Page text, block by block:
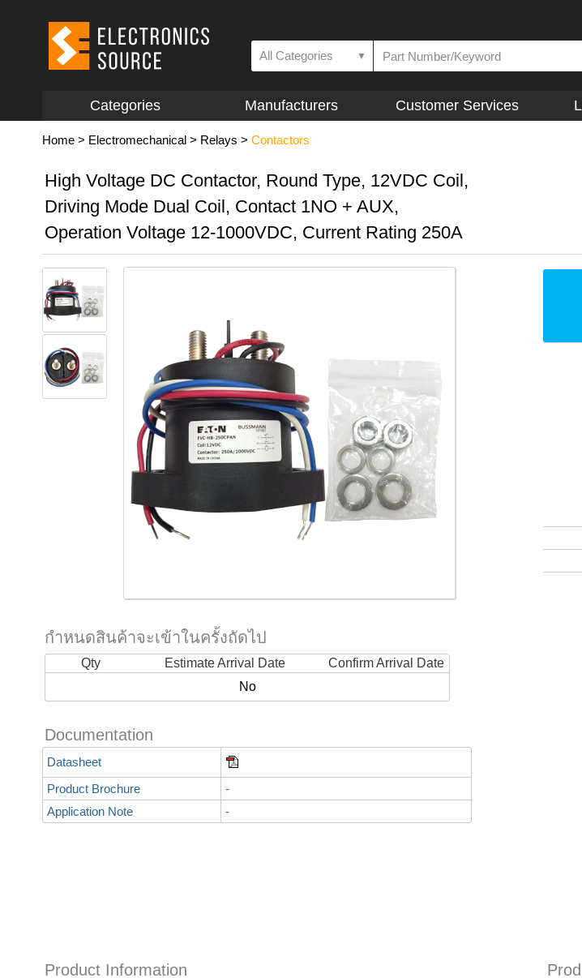
All Categories ▼
Categories Manufacturers Customer Services
Home > Electromechanical > Relays > Contactors
High Voltage DC Contactor, Round Type, 12VDC Coil,
Driving Mode Dual Coil, Contact 1NO + AUX,
Operation Voltage 12-1000VDC, Current Rating 250A
กำหนดสินค้าจะเข้าในครั้งถัดไป
Qty Estimate Arrival Date
Confirm Arrival Date
No
Documentation
Datasheet
Product Brochure
-
Application Note
-
Product Information